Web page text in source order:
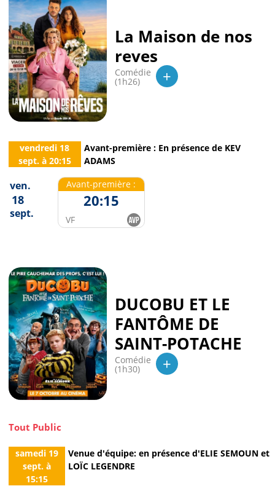
La Maison de nos
reves
Comédie
(1h26) +
vendredi 18
sept.à 20:15
Avant-première : En présence de KEV
ADAMS
ven.
18
sept.
Avant-première :
20:15
VF
DUCOBU ET LE
FANTÔME DE
SAINT-POTACHE
Comédie
(1h30) +
Tout Public
samedi 19
sept.à
15:15
Venue d'équipe: en présence d'ELIE SEMOUN et
LOÏC LEGENDRE